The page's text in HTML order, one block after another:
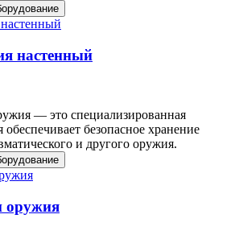
настенный
— это специализированная
обеспечивает безопасное хранение
и другого оружия.
оружия